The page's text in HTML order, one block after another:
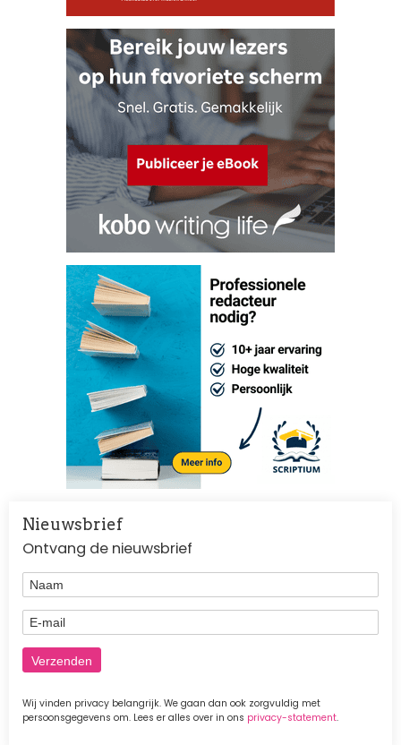
Nieuwsbrief
Ontvang de nieuwsbrief
Naam
E-mail
Wij vinden privacy belangrijk. We gaan dan ook zorgvuldig met
persoonsgegevens om. Lees er alles over in ons privacy-statement.